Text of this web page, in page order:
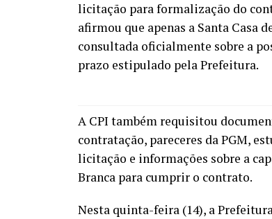
licitação para formalização do
afirmou que apenas a Santa Casa
consultada oficialmente sobre a
prazo estipulado pela Prefeitura.
A CPI também requisitou
contratação, pareceres da PGM,
licitação e informações sobre a
Branca para cumprir o contrato.
Nesta quinta-feira (14), a